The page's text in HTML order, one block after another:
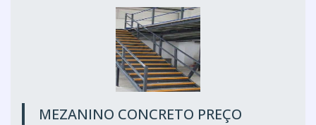
MEZANINO CONCRETO PREÇO